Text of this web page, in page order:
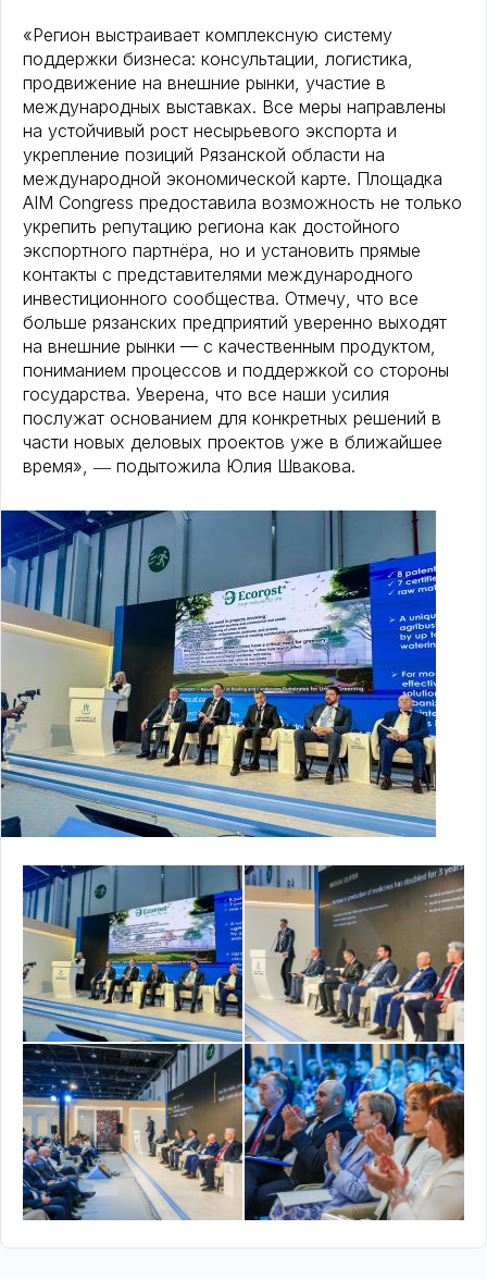
«Регион выстраивает комплексную систему
поддержки бизнеса: консультации, логистика,
продвижение на внешние рынки, участие в
международных выставках. Все меры направлены
на устойчивый рост несырьевого экспорта и
укрепление позиций Рязанской области на
международной экономической карте. Площадка
AIM Congress предоставила возможность не только
укрепить репутацию региона как достойного
экспортного партнёра, но и установить прямые
контакты с представителями международного
инвестиционного сообщества. Отмечу, что все
больше рязанских предприятий уверенно выходят
на внешние рынки — с качественным продуктом,
пониманием процессов и поддержкой со стороны
государства. Уверена, что все наши усилия
послужат основанием для конкретных решений в
части новых деловых проектов уже в ближайшее
время», ― подытожила Юлия Швакова.